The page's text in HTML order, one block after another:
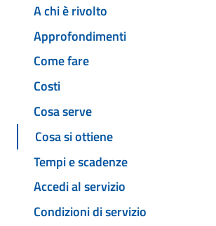
A chi è rivolto
Approfondimenti
Come fare
Costi
Cosa serve
Cosa si ottiene
Tempi e scadenze
Accedi al servizio
Condizioni di servizio